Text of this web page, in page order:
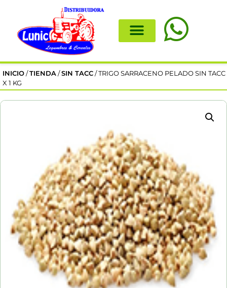
INICIO /TIENDA /SIN TACC / TRIGO SARRACENO PELADO SIN TACC
X 1 KG